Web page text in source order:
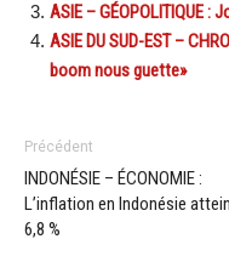
ASIE – GÉOPOLITIQUE :
ASIE DU SUD-EST –
boom nous guette»
Précédent
INDONÉSIE – ÉCONOMIE :
L’inflation en Indonésie
6,8 %